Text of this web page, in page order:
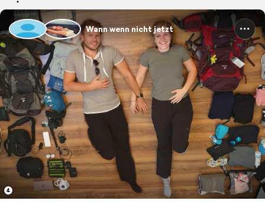
Wann wenn nicht jetzt
4